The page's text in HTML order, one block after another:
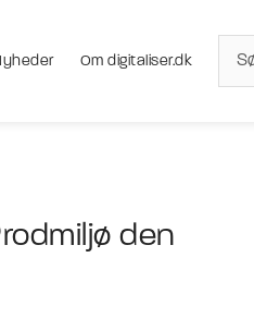
Om digitaliser.dk
den